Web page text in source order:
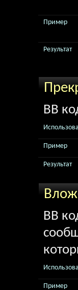
Пример
Результат
BB
Пример
Результат
BB
Пример